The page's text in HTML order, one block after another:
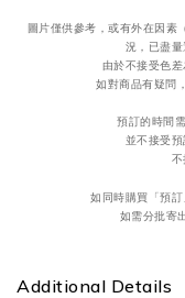
圖片僅供參考，或有外在因素
況， 已盡
由於不接受色差
如對商品有疑問
預訂的時間
並不接受
不
如同時購買「預訂
如需分批寄
Additional Details